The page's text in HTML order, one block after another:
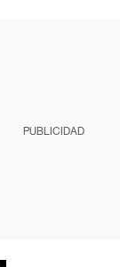
PUBLICIDAD